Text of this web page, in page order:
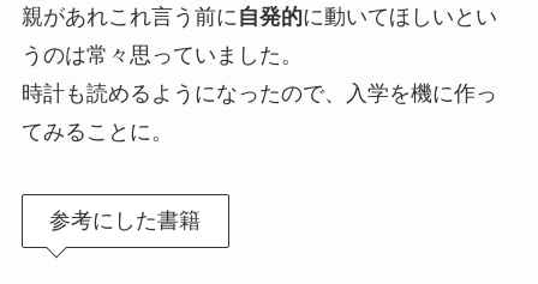
親があれこれ言う前に自発的に動いてほしいとい
うのは常々思っていました。
時計も読めるようになったので、入学を機に作っ
てみることに。
参考にした書籍